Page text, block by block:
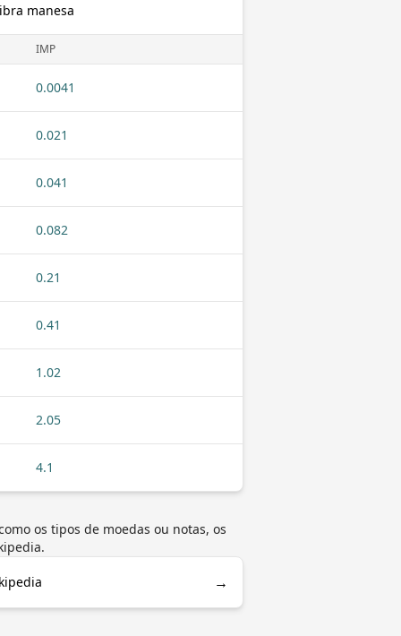
manesa
IMP
0.0041
0.021
0.041
0.082
0.21
0.41
1.02
2.05
4.1
os tipos de moedas ou notas, os
→